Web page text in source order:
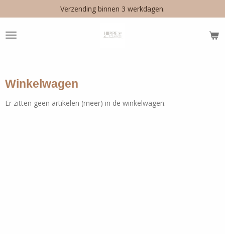
direct
naar
de
Verzending binnen 3 werkdagen.
Winkelwagen
Er zitten geen artikelen (meer) in de winkelwagen.